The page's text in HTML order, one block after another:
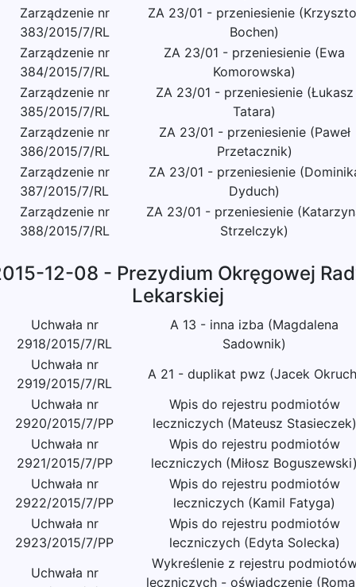
Zarządzenie nr
383/2015/7/RL
ZA 23/01 - przeniesienie
Bochen)
Zarządzenie nr
384/2015/7/RL
ZA 23/01 - przeniesienie (Ewa
Komorowska)
Zarządzenie nr
385/2015/7/RL
ZA 23/01 - przeniesienie (Łukasz
Tatara)
Zarządzenie nr
386/2015/7/RL
ZA 23/01 - przeniesienie (Paweł
Przetacznik)
Zarządzenie nr
387/2015/7/RL
ZA 23/01 - przeniesienie
Dyduch)
Zarządzenie nr
388/2015/7/RL
ZA 23/01 - przeniesienie
Strzelczyk)
12-08 - Prezydium Okręgowej
Lekarskiej
Uchwała nr
2918/2015/7/RL
A 13 - inna izba (Magdalena
Sadownik)
Uchwała nr
2919/2015/7/RL
A 21 - duplikat pwz (Jacek
Uchwała nr
2920/2015/7/PP
Wpis do rejestru podmiotów
leczniczych (Mateusz Stasieczek)
Uchwała nr
2921/2015/7/PP
Wpis do rejestru podmiotów
leczniczych (Miłosz
Uchwała nr
2922/2015/7/PP
Wpis do rejestru podmiotów
leczniczych (Kamil Fatyga)
Uchwała nr
2923/2015/7/PP
Wpis do rejestru podmiotów
leczniczych (Edyta Solecka)
Uchwała nr
Wykreślenie z rejestru
leczniczych - oświadczenie